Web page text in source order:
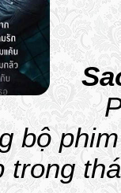
bộ
trong